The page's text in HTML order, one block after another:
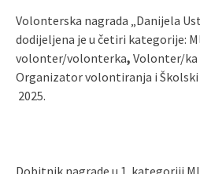
Volonterska nagrada „Danijela
dodijeljena je u četiri kategorije:
volonter/volonterka, Volonter/ka
Organizator volontiranja i
2025.
Dobitnik nagrade u 1. kategoriji